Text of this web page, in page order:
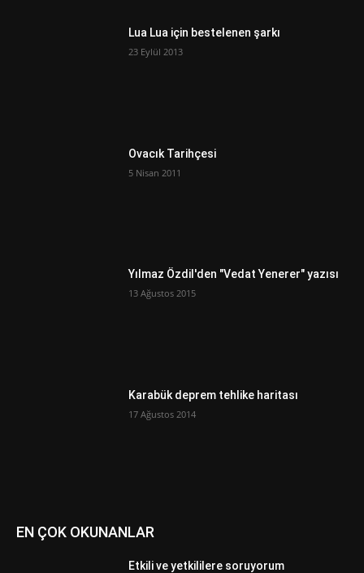
Lua Lua için bestelenen şarkı
23 Eylül 2013
Ovacık Tarihçesi
5 Nisan 2011
Yılmaz Özdil'den "Vedat Yenerer" yazısı
13 Ağustos 2015
Karabük deprem tehlike haritası
17 Ağustos 2014
EN ÇOK OKUNANLAR
Etkili ve yetkililere soruyorum